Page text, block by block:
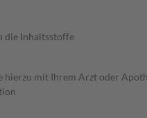
die Inhaltsstoffe
hierzu mit Ihrem Arzt oder